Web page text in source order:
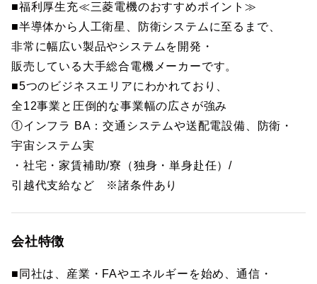
■福利厚生充≪三菱電機のおすすめポイント≫
■半導体から人工衛星、防衛システムに至るまで、
非常に幅広い製品やシステムを開発・
販売している大手総合電機メーカーです。
■5つのビジネスエリアにわかれており、
全12事業と圧倒的な事業幅の広さが強み
①インフラ BA：交通システムや送配電設備、防衛・
宇宙システム実
・社宅・家賃補助/寮（独身・単身赴任）/
引越代支給など ※諸条件あり
会社特徴
■同社は、産業・FAやエネルギーを始め、通信・